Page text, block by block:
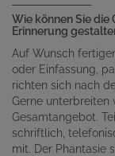
Wie können Sie die
Erinnerung
Auf Wunsch
oder Einfassung,
richten sich nach
Gerne unterbreiten
Gesamtangebot.
schriftlich,
mit. Der Phantasie